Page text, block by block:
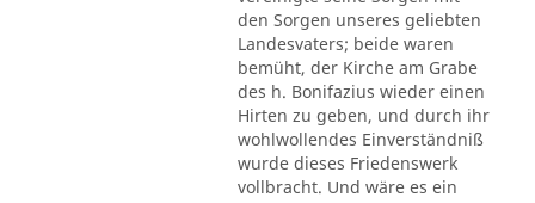
den Sorgen unseres geliebten
Landesvaters; beide waren
bemüht, der Kirche am Grabe
des h. Bonifazius wieder einen
Hirten zu geben, und durch ihr
wohlwollendes Einverständniß
wurde dieses Friedenswerk
vollbracht. Und wäre es ein